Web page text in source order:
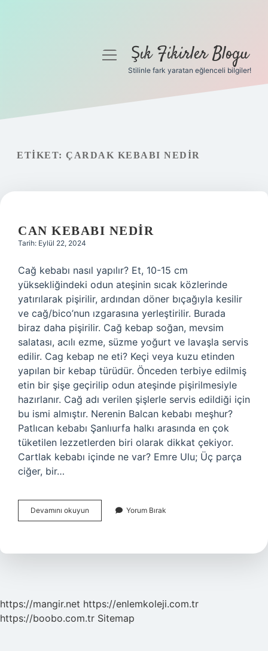
Gizlilik Politikası
menüyüŞık Fikirler Blogu
Stilinle fark yaratan eğlenceli bilgiler!
ETIKET: ÇARDAK KEBABI NEDIR
CAN KEBABI NEDIR
Tarih: Eylül 22, 2024
Cağ kebabı nasıl yapılır? Et, 10-15 cm
yüksekliğindeki odun ateşinin sıcak közlerinde
yatırılarak pişirilir, ardından döner bıçağıyla kesilir
ve cağ/bico’nun ızgarasına yerleştirilir. Burada
biraz daha pişirilir. Cağ kebap soğan, mevsim
salatası, acılı ezme, süzme yoğurt ve lavaşla servis
edilir. Cag kebap ne eti? Keçi veya kuzu etinden
yapılan bir kebap türüdür. Önceden terbiye edilmiş
etin bir şişe geçirilip odun ateşinde pişirilmesiyle
hazırlanır. Cağ adı verilen şişlerle servis edildiği için
bu ismi almıştır. Nerenin Balcan kebabı meşhur?
Patlıcan kebabı Şanlıurfa halkı arasında en çok
tüketilen lezzetlerden biri olarak dikkat çekiyor.
Cartlak kebabı içinde ne var? Emre Ulu; Üç parça
ciğer, bir…
Devamını okuyun
Kebabı
Yorum Bırak
https://mangir.net https://enlemkoleji.com.tr
https://boobo.com.tr Sitemap